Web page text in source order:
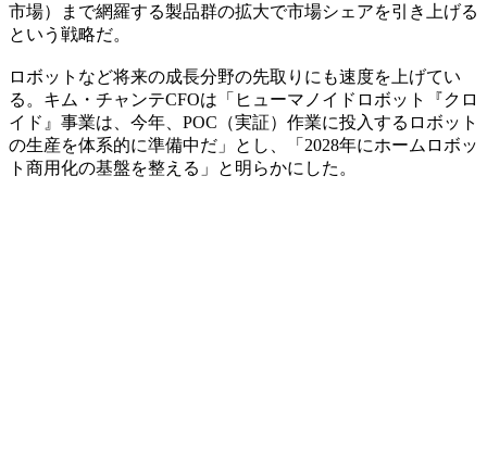
市場）まで網羅する製品群の拡大で市場シェアを引き上げる
という戦略だ。
ロボットなど将来の成長分野の先取りにも速度を上げてい
る。キム・チャンテCFOは「ヒューマノイドロボット『クロ
イド』事業は、今年、POC（実証）作業に投入するロボット
の生産を体系的に準備中だ」とし、「2028年にホームロボッ
ト商用化の基盤を整える」と明らかにした。